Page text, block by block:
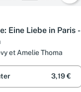
Eine Liebe in Paris -
et Amelie Thoma
3,19 €